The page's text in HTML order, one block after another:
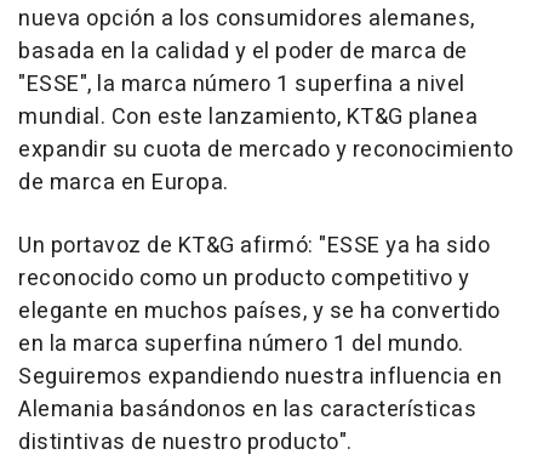
nueva opción a los consumidores alemanes,
basada en la calidad y el poder de marca de
"ESSE", la marca número 1 superfina a nivel
mundial. Con este lanzamiento, KT&G planea
expandir su cuota de mercado y reconocimiento
de marca en Europa.
Un portavoz de KT&G afirmó: "ESSE ya ha sido
reconocido como un producto competitivo y
elegante en muchos países, y se ha convertido
en la marca superfina número 1 del mundo.
Seguiremos expandiendo nuestra influencia en
Alemania basándonos en las características
distintivas de nuestro producto".